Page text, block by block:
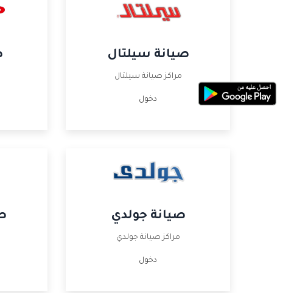
صيانة سيلتال
مراكز صيانة سيلتال
دخول
صيانة جولدي
مراكز صيانة جولدي
دخول